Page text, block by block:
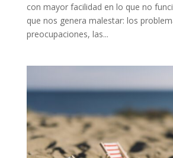
con mayor facilidad en lo que no
que nos genera malestar: los
preocupaciones, las...